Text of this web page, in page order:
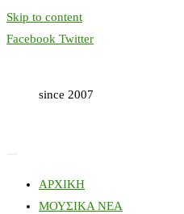
Skip to content
Facebook Twitter
since 2007
ΑΡΧΙΚΗ
ΜΟΥΣΙΚΑ ΝΕΑ